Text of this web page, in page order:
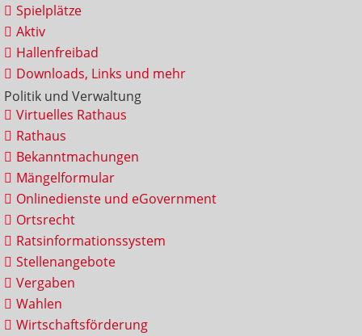
Spielplätze
Aktiv
Hallenfreibad
Downloads, Links und mehr
Politik und Verwaltung
Virtuelles Rathaus
Rathaus
Bekanntmachungen
Mängelformular
Onlinedienste und eGovernment
Ortsrecht
Ratsinformationssystem
Stellenangebote
Vergaben
Wahlen
Wirtschaftsförderung